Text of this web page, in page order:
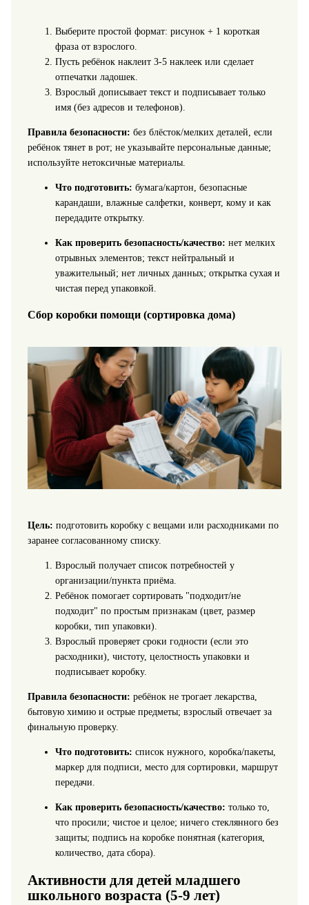
Выберите простой формат: рисунок + 1 короткая
фраза от взрослого.
Пусть ребёнок наклеит 3-5 наклеек или сделает
отпечатки ладошек.
Взрослый дописывает текст и подписывает только
имя (без адресов и телефонов).
Правила безопасности: без блёсток/мелких деталей, если
ребёнок тянет в рот; не указывайте персональные данные;
используйте нетоксичные материалы.
Что подготовить: бумага/картон, безопасные
карандаши, влажные салфетки, конверт, кому и как
передадите открытку.
Как проверить безопасность/качество: нет мелких
отрывных элементов; текст нейтральный и
уважительный; нет личных данных; открытка сухая и
чистая перед упаковкой.
Сбор коробки помощи (сортировка дома)
Цель: подготовить коробку с вещами или расходниками по
заранее согласованному списку.
Взрослый получает список потребностей у
организации/пункта приёма.
Ребёнок помогает сортировать "подходит/не
подходит" по простым признакам (цвет, размер
коробки, тип упаковки).
Взрослый проверяет сроки годности (если это
расходники), чистоту, целостность упаковки и
подписывает коробку.
Правила безопасности: ребёнок не трогает лекарства,
бытовую химию и острые предметы; взрослый отвечает за
финальную проверку.
Что подготовить: список нужного, коробка/пакеты,
маркер для подписи, место для сортировки, маршрут
передачи.
Как проверить безопасность/качество: только то,
что просили; чистое и целое; ничего стеклянного без
защиты; подпись на коробке понятная (категория,
количество, дата сбора).
Активности для детей младшего
школьного возраста (5-9 лет)